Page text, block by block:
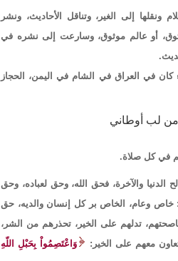
إلى الغير، وتناقل الأحاديث، ونشر
أو عالم موثوق، وسارعت إلى نشره في
في العراق في الشام في اليمن، الحجاز
لب أوطاني
في كل صلاة.
والآخرة، فحق الله، وحق لعباده، وحق
خاص وعام، الخاص بر كل إنسان والديه، حق
تدلهم على الخير، تحذرهم من الشر،
معهم على الخير:
وَاعْتَصِمُواْ بِحَبْلِ اللّهِ